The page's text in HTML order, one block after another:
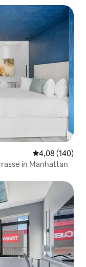
4,08 (140)
in Manhattan